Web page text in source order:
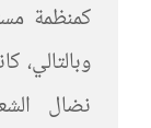
كمنظمة
وبالتالي،
نضال